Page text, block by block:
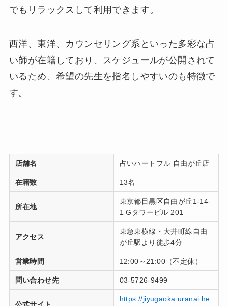
でもリラックスして利用できます。
西洋、東洋、カウンセリング系といった多彩な占
い師が在籍しており、スケジュールが公開されて
いるため、希望の先生を指名しやすいのも特徴で
す。
店舗名 占いハートフル 自由が丘店
在籍数 13名
所在地
東京都目黒区自由が丘1-14-
1 Gタワービル 201
アクセス
東急東横線・大井町線自由
が丘駅より徒歩4分
営業時間 12:00～21:00（不定休）
問い合わせ先 03-5726-9499
https://jiyugaoka.uranai.he